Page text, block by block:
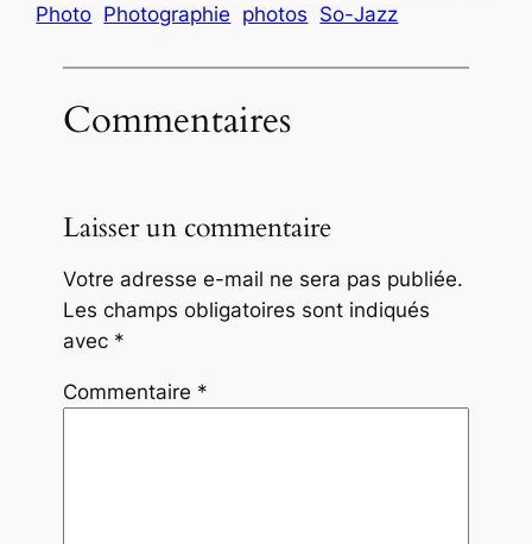
Photo Photographie photos So-Jazz
Commentaires
Laisser un commentaire
Votre adresse e-mail ne sera pas publiée.
Les champs obligatoires sont indiqués
avec *
Commentaire *